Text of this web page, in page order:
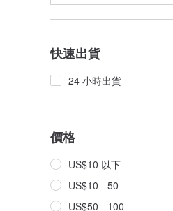
快速出貨
24 小時出貨
價格
US$10 以下
US$10 - 50
US$50 - 100